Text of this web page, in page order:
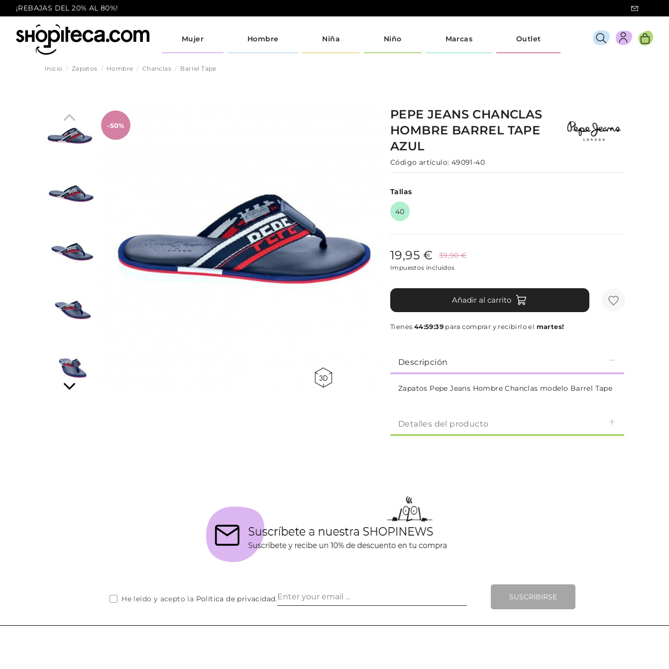
¡REBAJAS DEL 20% AL 80%!
Mujer Hombre Niña Niño Marcas Outlet
Inicio Zapatos Hombre Chanclas Barrel Tape
-50%
PEPE JEANS CHANCLAS
HOMBRE BARREL TAPE
AZUL
Código artículo: 49091-40
Tallas
40
19,95 € 39,90 €
Impuestos incluidos
Añadir al carrito
Tienes 44:59:38 para comprar y recibirlo el martes!
Descripción
Zapatos Pepe Jeans Hombre Chanclas modelo Barrel Tape
Detalles del producto
SUSCRIBIRSE
He leído y acepto la Política de privacidad.